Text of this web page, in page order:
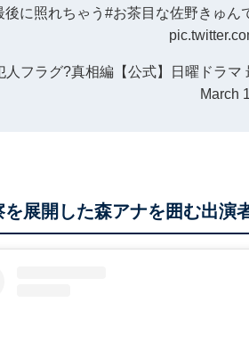
後に照れちゃう #お茶目な佐野きゅん
フラグ?真相編【公式】日曜ドラマ
March
を展開した森アナを囲む出演